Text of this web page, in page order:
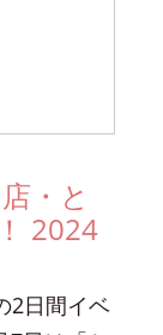
・と
2024
2日間イベ